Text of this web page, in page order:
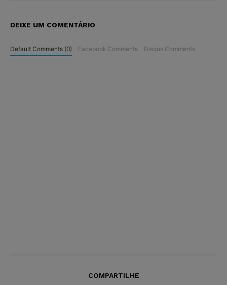
DEIXE UM COMENTÁRIO
Default Comments (0) Facebook Comments Disqus Comments
COMPARTILHE